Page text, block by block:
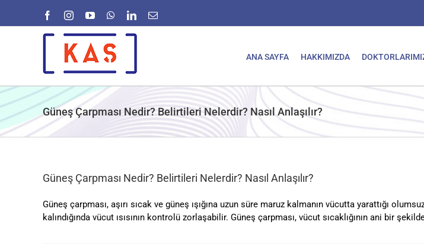
FacebookInstagramYouTubeWhatsApp
LinkedIn
E-
posta
ANA SAYFA HAKKIMIZDA
Güneş Çarpması Nedir? Belirtileri Nelerdir? Nasıl Anlaşılır?
Güneş Çarpması Nedir? Belirtileri Nelerdir? Nasıl Anlaşılır?
Güneş çarpması, aşırı sıcak ve güneş ışığına uzun süre maruz kalmanın vücutta yarattığı
kalındığında vücut ısısının kontrolü zorlaşabilir. Güneş çarpması, vücut sıcaklığının ani bir